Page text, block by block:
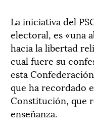
La iniciativa del
electoral, es «una
hacia la libertad
cual fuere su
esta
que ha recordado
Constitución, que
enseñanza.